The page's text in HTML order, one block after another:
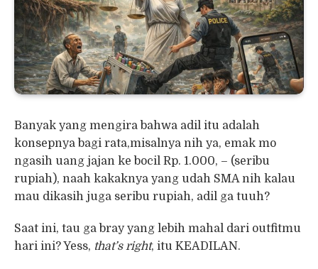
Banyak yang mengira bahwa adil itu adalah
konsepnya bagi rata,misalnya nih ya, emak mo
ngasih uang jajan ke bocil Rp. 1.000, – (seribu
rupiah), naah kakaknya yang udah SMA nih kalau
mau dikasih juga seribu rupiah, adil ga tuuh?
Saat ini, tau ga bray yang lebih mahal dari outfitmu
hari ini? Yess, that’s right, itu KEADILAN.